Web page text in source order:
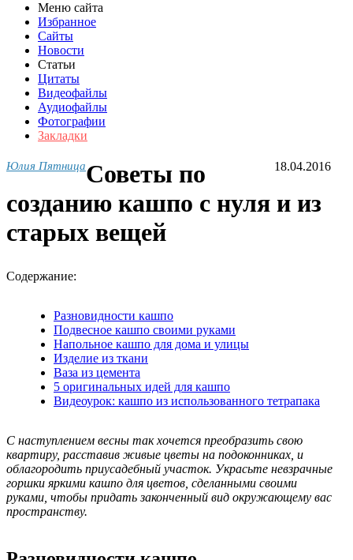
Меню сайта
Избранное
Сайты
Новости
Статьи
Цитаты
Видеофайлы
Аудиофайлы
Фотографии
Закладки
Юлия Пятница 18.04.2016
Советы по
созданию кашпо с нуля и из
старых вещей
Содержание:
Разновидности кашпо
Подвесное кашпо своими руками
Напольное кашпо для дома и улицы
Изделие из ткани
Ваза из цемента
5 оригинальных идей для кашпо
Видеоурок: кашпо из использованного тетрапака
С наступлением весны так хочется преобразить свою
квартиру, расставив живые цветы на подоконниках, и
облагородить приусадебный участок. Украсьте невзрачные
горшки яркими кашпо для цветов, сделанными своими
руками, чтобы придать законченный вид окружающему вас
пространству.